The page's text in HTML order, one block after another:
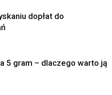
dopłat do
5 gram – dlaczego warto ją